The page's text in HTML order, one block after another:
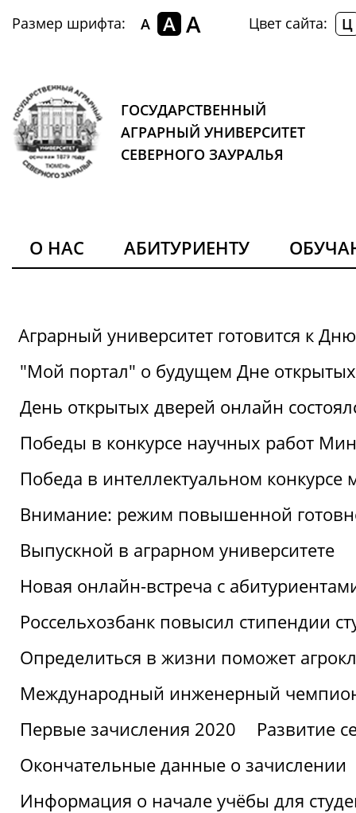
Размер шрифта: A A A Цвет сайта: Ц
ГОСУДАРСТВЕННЫЙ
АГРАРНЫЙ УНИВЕРСИТЕТ
СЕВЕРНОГО ЗАУРАЛЬЯ
О НАС АБИТУРИЕНТУ
Аграрный университет готовится к
"Мой портал" о будущем Дне
День открытых дверей онлайн
Победы в конкурсе научных работ
Победа в интеллектуальном конкурсе
Внимание: режим повышенной
Выпускной в аграрном университете
Новая онлайн-встреча с
Россельхозбанк повысил стипендии
Определиться в жизни поможет
Международный инженерный
Первые зачисления 2020
Развитие
Окончательные данные о зачислении
Информация о начале учёбы для